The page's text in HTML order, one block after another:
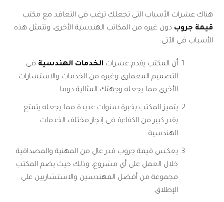
هناك عشرات الأسباب التي تجعلك ترغب في التعاقد مع مكتب
قيمة جروب دون غيره من المكاتب الهندسية الأخرى، وتتمثل هذه
الأسباب في الآتي:
أن المكتب يقدم عشرات الخدمات الهندسية في
التصميم المعماري وغيره من الخدمات والاستشارات
الأخرى مما يجعله وجهتك المثالية دوما.
يتميز المكتب بخبرة سنوات عديدة مما يجعله يتمتع
بقدر كبير من الكفاءة في إنجاز مختلف الخدمات
الهندسية.
يعكس قيمة جروب قدر عال من المهنية والمصداقية
خلال العمل على أي مشروع، وذلك حيث يضم المكتب
مجموعة من أفضل المهندسين والاستشاريين على
الإطلاق.